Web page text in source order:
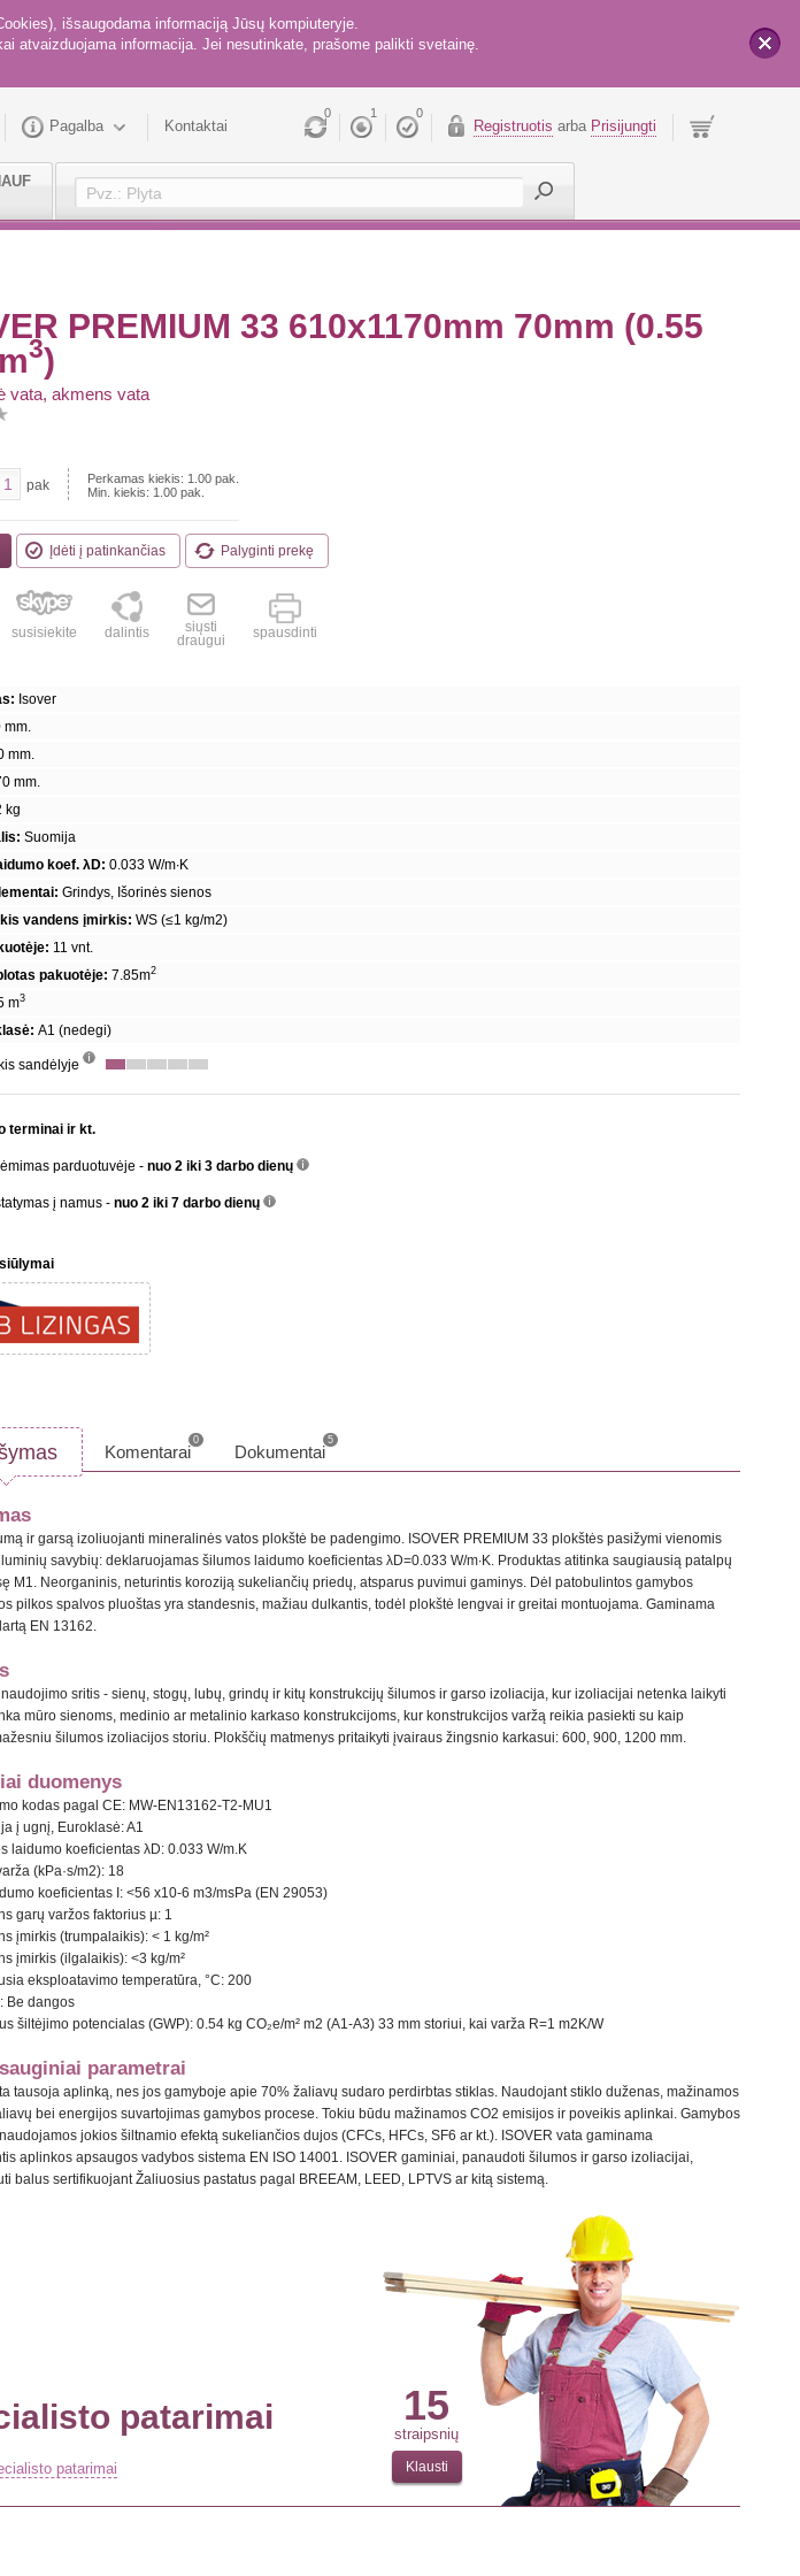
išsaugodama informaciją Jūsų kompiuteryje.
atvaizduojama informacija. Jei nesutinkate, prašome palikti svetainę.
0 1 0
Registruotis arba Prisijungti
Pagalba Kontaktai
PREMIUM 33 610x1170mm 70mm (0.55
3)
vata, akmens vata
pak
Perkamas kiekis: 1.00 pak.
Min. kiekis: 1.00 pak.
Įdėti į patinkančias Palyginti prekę
susisiekite dalintis
siųsti
draugui
spausdinti
Isover
mm.
mm.
mm.
kg
Suomija
koef. λD: 0.033 W/m·K
Grindys, Išorinės sienos
vandens įmirkis: WS (≤1 kg/m2)
11 vnt.
pakuotėje: 7.85m2
m3
A1 (nedegi)
sandėlyje
terminai ir kt.
parduotuvėje - nuo 2 iki 3 darbo dienų
į namus - nuo 2 iki 7 darbo dienų
Komentarai
0
Dokumentai
5
ir garsą izoliuojanti mineralinės vatos plokštė be padengimo. ISOVER PREMIUM 33 plokštės pasižymi vienomis
savybių: deklaruojamas šilumos laidumo koeficientas λD=0.033 W/m·K. Produktas atitinka saugiausią patalpų
M1. Neorganinis, neturintis koroziją sukeliančių priedų, atsparus puvimui gaminys. Dėl patobulintos gamybos
pilkos spalvos pluoštas yra standesnis, mažiau dulkantis, todėl plokštė lengvai ir greitai montuojama. Gaminama
EN 13162.
sritis - sienų, stogų, lubų, grindų ir kitų konstrukcijų šilumos ir garso izoliacija, kur izoliacijai netenka laikyti
mūro sienoms, medinio ar metalinio karkaso konstrukcijoms, kur konstrukcijos varžą reikia pasiekti su kaip
šilumos izoliacijos storiu. Plokščių matmenys pritaikyti įvairaus žingsnio karkasui: 600, 900, 1200 mm.
duomenys
kodas pagal CE: MW-EN13162-T2-MU1
į ugnį, Euroklasė: A1
laidumo koeficientas λD: 0.033 W/m.K
(kPa·s/m2): 18
koeficientas I: <56 x10-6 m3/msPa (EN 29053)
garų varžos faktorius µ: 1
įmirkis (trumpalaikis): < 1 kg/m²
įmirkis (ilgalaikis): <3 kg/m²
eksploatavimo temperatūra, °C: 200
Be dangos
šiltėjimo potencialas (GWP): 0.54 kg CO₂e/m² m2 (A1-A3) 33 mm storiui, kai varža R=1 m2K/W
parametrai
tausoja aplinką, nes jos gamyboje apie 70% žaliavų sudaro perdirbtas stiklas. Naudojant stiklo duženas, mažinamos
bei energijos suvartojimas gamybos procese. Tokiu būdu mažinamos CO2 emisijos ir poveikis aplinkai. Gamybos
jokios šiltnamio efektą sukeliančios dujos (CFCs, HFCs, SF6 ar kt.). ISOVER vata gaminama
aplinkos apsaugos vadybos sistema EN ISO 14001. ISOVER gaminiai, panaudoti šilumos ir garso izoliacijai,
balus sertifikuojant Žaliuosius pastatus pagal BREEAM, LEED, LPTVS ar kitą sistemą.
patarimai
patarimai
15
straipsnių
Klausti